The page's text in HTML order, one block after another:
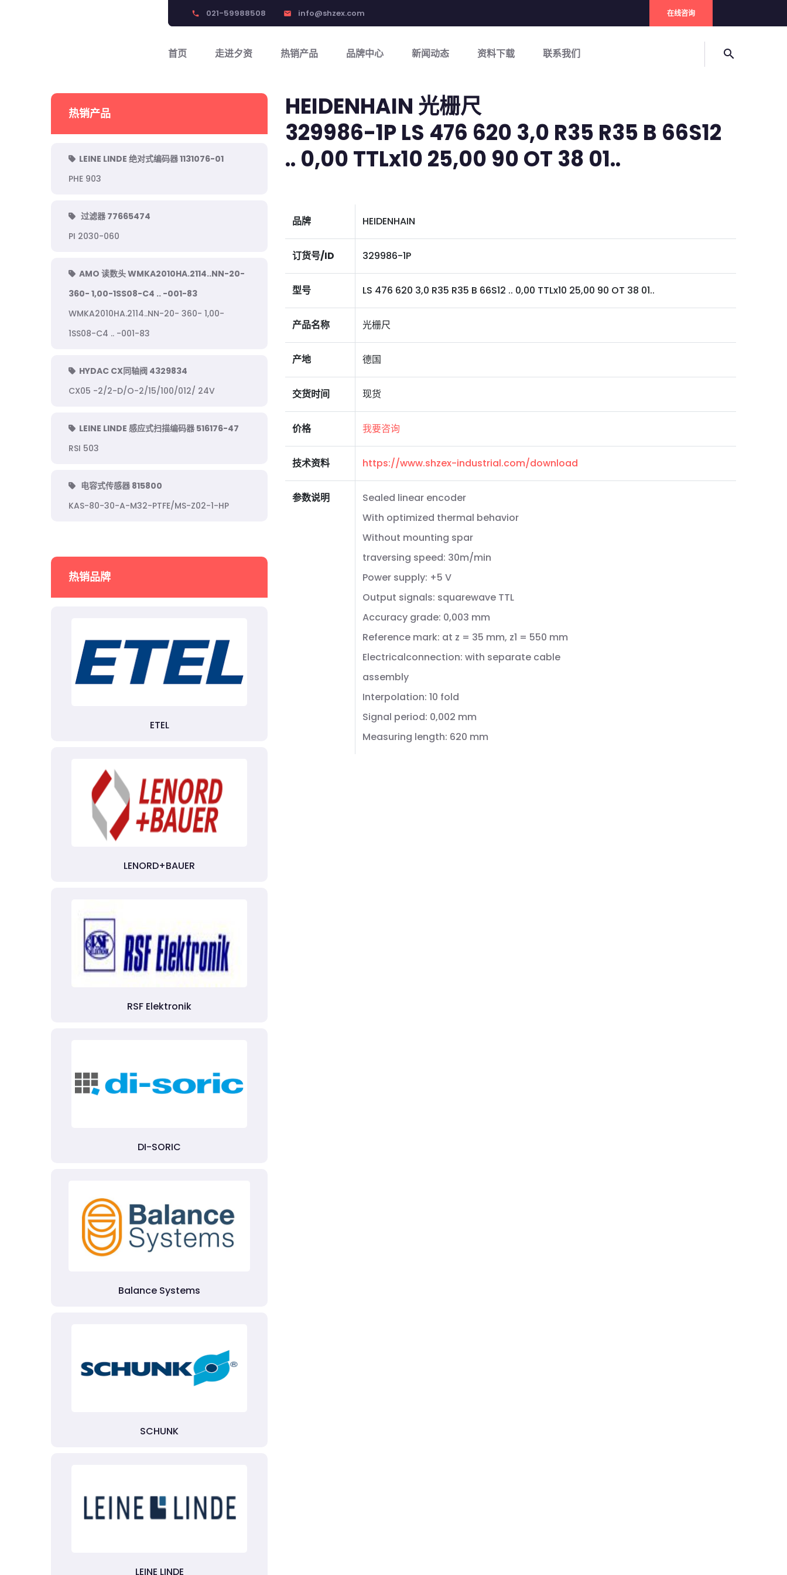
phone 021-59988508 email info@shzex.com 在线咨询
首页 走进夕资 热销产品 品牌中心 新闻动态 资料下载 联系我们 search
热销产品
LEINE LINDE 绝对式编码器 1131076-01
PHE 903
过滤器 77665474
PI 2030-060
AMO 读数头 WMKA2010HA.2114..NN-20-
360- 1,00-1SS08-C4 .. -001-83
WMKA2010HA.2114..NN-20- 360- 1,00-
1SS08-C4 .. -001-83
HYDAC CX同轴阀 4329834
CX05 -2/2-D/O-2/15/100/012/ 24V
LEINE LINDE 感应式扫描编码器 516176-47
RSI 503
电容式传感器 815800
KAS-80-30-A-M32-PTFE/MS-Z02-1-HP
热销品牌
ETEL
LENORD+BAUER
RSF Elektronik
DI-SORIC
Balance Systems
SCHUNK
LEINE LINDE
HEIDENHAIN 光栅尺
329986-1P LS 476 620 3,0 R35 R35 B 66S12
.. 0,00 TTLx10 25,00 90 OT 38 01..
品牌 HEIDENHAIN
订货号/ID 329986-1P
型号 LS 476 620 3,0 R35 R35 B 66S12 .. 0,00 TTLx10 25,00 90 OT 38 01..
产品名称 光栅尺
产地 德国
交货时间 现货
价格 我要咨询
技术资料 https://www.shzex-industrial.com/download
参数说明
Sealed linear encoder
With optimized thermal behavior
Without mounting spar
traversing speed: 30m/min
Power supply: +5 V
Output signals: squarewave TTL
Accuracy grade: 0,003 mm
Reference mark: at z = 35 mm, z1 = 550 mm
Electricalconnection: with separate cable
assembly
Interpolation: 10 fold
Signal period: 0,002 mm
Measuring length: 620 mm